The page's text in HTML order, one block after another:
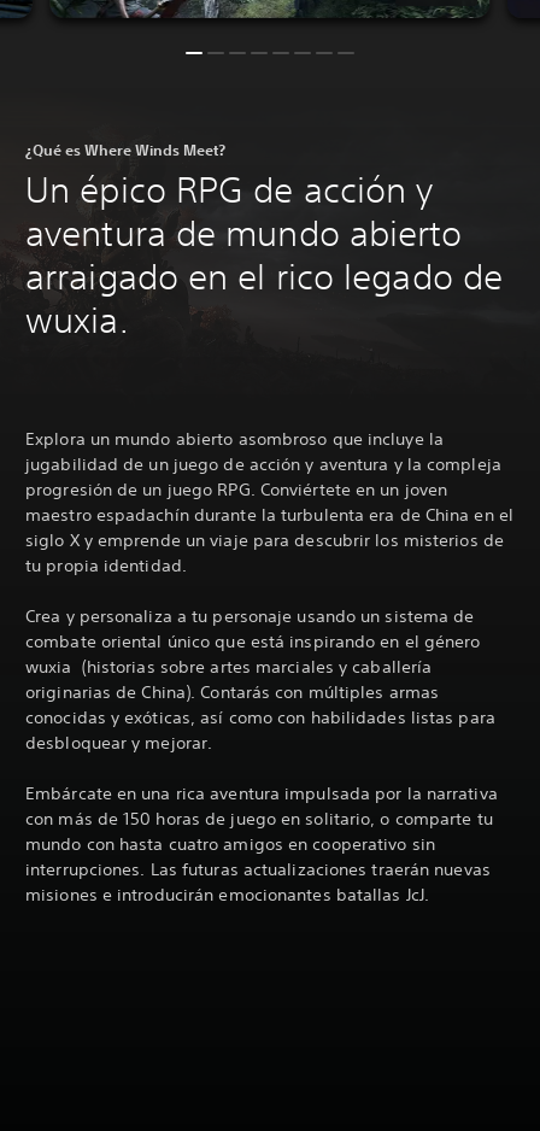
¿Qué es Where Winds Meet?
Un épico RPG de acción y
aventura de mundo abierto
arraigado en el rico legado de
wuxia.
Explora un mundo abierto asombroso que incluye la
jugabilidad de un juego de acción y aventura y la compleja
progresión de un juego RPG. Conviértete en un joven
maestro espadachín durante la turbulenta era de China en el
siglo X y emprende un viaje para descubrir los misterios de
tu propia identidad.
Crea y personaliza a tu personaje usando un sistema de
combate oriental único que está inspirando en el género
wuxia (historias sobre artes marciales y caballería
originarias de China). Contarás con múltiples armas
conocidas y exóticas, así como con habilidades listas para
desbloquear y mejorar.
Embárcate en una rica aventura impulsada por la narrativa
con más de 150 horas de juego en solitario, o comparte tu
mundo con hasta cuatro amigos en cooperativo sin
interrupciones. Las futuras actualizaciones traerán nuevas
misiones e introducirán emocionantes batallas JcJ.